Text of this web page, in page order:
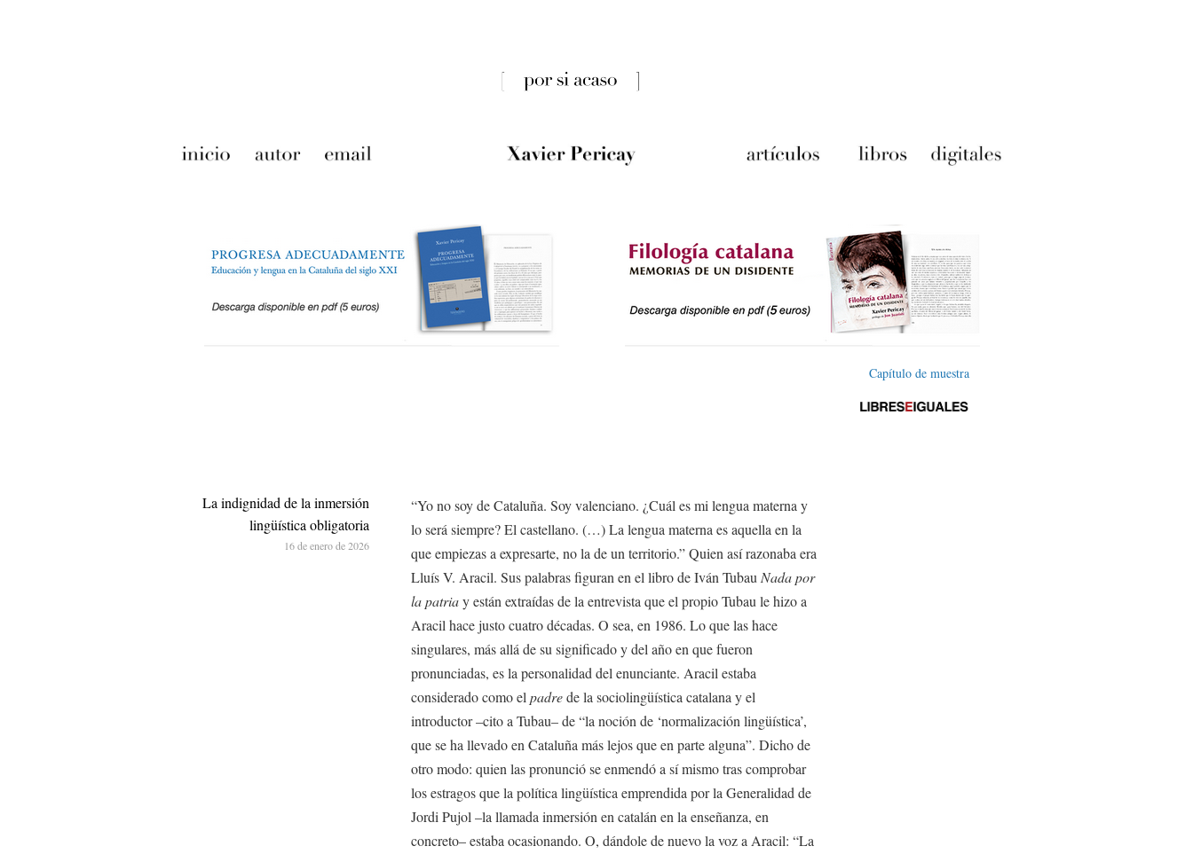
Capítulo de muestra
“Yo no soy de Cataluña. Soy valenciano. ¿Cuál es mi lengua materna y
lo será siempre? El castellano. (…) La lengua materna es aquella en la
que empiezas a expresarte, no la de un territorio.” Quien así razonaba era
Lluís V. Aracil. Sus palabras figuran en el libro de Iván Tubau Nada por
la patriay están extraídas de la entrevista que el propio Tubau le hizo a
Aracil hace justo cuatro décadas. O sea, en 1986. Lo que las hace
singulares, más allá de su significado y del año en que fueron
pronunciadas, es la personalidad del enunciante. Aracil estaba
considerado como elpadrede la sociolingüística catalana y el
introductor –cito a Tubau– de “la noción de ‘normalización lingüística’,
que se ha llevado en Cataluña más lejos que en parte alguna”. Dicho de
otro modo: quien las pronunció se enmendó a sí mismo tras comprobar
los estragos que la política lingüística emprendida por la Generalidad de
Jordi Pujol –la llamada inmersión en catalán en la enseñanza, en
concreto– estaba ocasionando. O, dándole de nuevo la voz a Aracil: “La
La indignidad de la inmersión
lingüística obligatoria
16 de enero de 2026